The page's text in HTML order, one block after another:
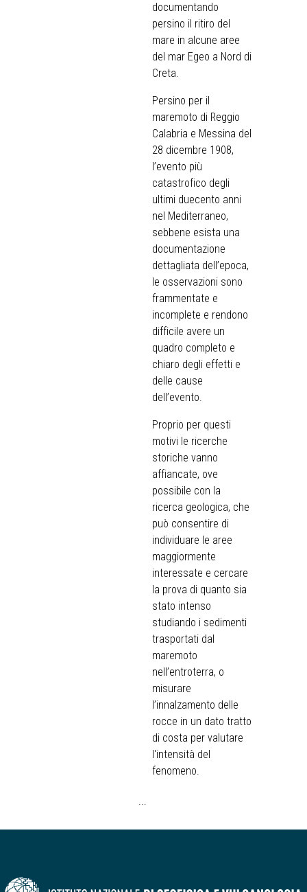
documentando
persino il ritiro del
mare in alcune aree
del mar Egeo a Nord di
Creta.
Persino per il
maremoto di Reggio
Calabria e Messina del
28 dicembre 1908,
l’evento più
catastrofico degli
ultimi duecento anni
nel Mediterraneo,
sebbene esista una
documentazione
dettagliata dell’epoca,
le osservazioni sono
frammentate e
incomplete e rendono
difficile avere un
quadro completo e
chiaro degli effetti e
delle cause
dell’evento.
Proprio per questi
motivi le ricerche
storiche vanno
affiancate, ove
possibile con la
ricerca geologica, che
può consentire di
individuare le aree
maggiormente
interessate e cercare
la prova di quanto sia
stato intenso
studiando i sedimenti
trasportati dal
maremoto
nell’entroterra, o
misurare
l’innalzamento delle
rocce in un dato tratto
di costa per valutare
l'intensità del
fenomeno.
...